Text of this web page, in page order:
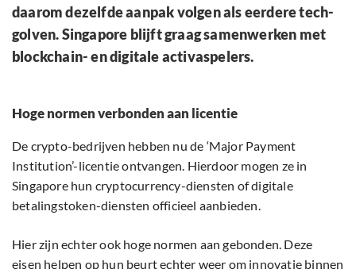
daarom dezelfde aanpak volgen als eerdere tech-
golven. Singapore blijft graag samenwerken met
blockchain- en digitale activaspelers.
Hoge normen verbonden aan licentie
De crypto-bedrijven hebben nu de ‘Major Payment
Institution’-licentie ontvangen. Hierdoor mogen ze in
Singapore hun cryptocurrency-diensten of digitale
betalingstoken-diensten officieel aanbieden.
Hier zijn echter ook hoge normen aan gebonden. Deze
eisen helpen op hun beurt echter weer om innovatie binnen